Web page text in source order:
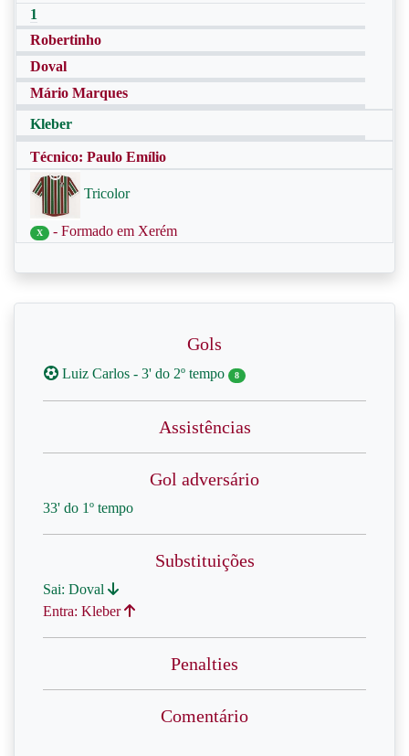
1
Robertinho
Doval
Mário Marques
Kleber
Técnico: Paulo Emílio
Tricolor
X - Formado em Xerém
Gols
Luiz Carlos - 3' do 2º tempo 8
Assistências
Gol adversário
33' do 1º tempo
Substituições
Sai: Doval
Entra: Kleber
Penalties
Comentário